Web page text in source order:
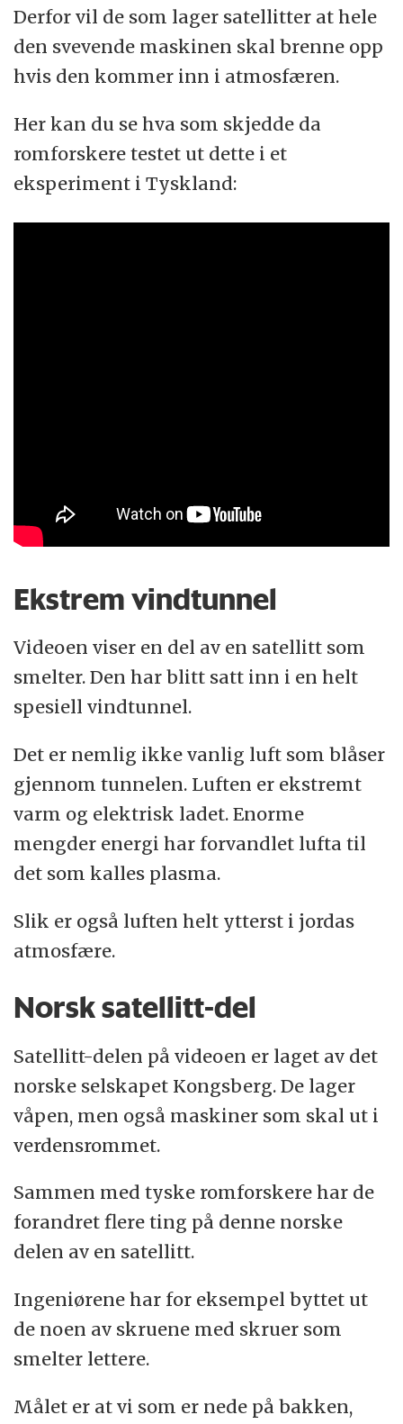
Derfor vil de som lager satellitter at hele
den svevende maskinen skal brenne opp
hvis den kommer inn i atmosfæren.
Her kan du se hva som skjedde da
romforskere testet ut dette i et
eksperiment i Tyskland:
Ekstrem vindtunnel
Videoen viser en del av en satellitt som
smelter. Den har blitt satt inn i en helt
spesiell vindtunnel.
Det er nemlig ikke vanlig luft som blåser
gjennom tunnelen. Luften er ekstremt
varm og elektrisk ladet. Enorme
mengder energi har forvandlet lufta til
det som kalles plasma.
Slik er også luften helt ytterst i jordas
atmosfære.
Norsk satellitt-del
Satellitt-delen på videoen er laget av det
norske selskapet Kongsberg. De lager
våpen, men også maskiner som skal ut i
verdensrommet.
Sammen med tyske romforskere har de
forandret flere ting på denne norske
delen av en satellitt.
Ingeniørene har for eksempel byttet ut
de noen av skruene med skruer som
smelter lettere.
Målet er at vi som er nede på bakken,